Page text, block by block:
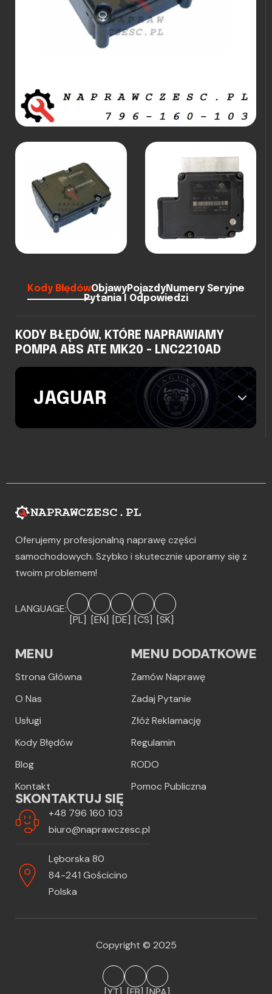
Kody BłędówObjawyPojazdyNumery Seryjne
Pytania I Odpowiedzi
KODY BŁĘDÓW, KTÓRE NAPRAWIAMY
POMPA ABS ATE MK20 - LNC2210AD
JAGUAR
Oferujemy profesjonalną naprawę części
samochodowych. Szybko i skutecznie uporamy się z
twoim problemem!
LANGUAGE:
[PL] [EN] [DE] [CS] [SK]
MENU
Strona Główna
O Nas
Usługi
Kody Błędów
Blog
Kontakt
MENU DODATKOWE
Zamów Naprawę
Zadaj Pytanie
Złóż Reklamację
Regulamin
RODO
Pomoc Publiczna
SKONTAKTUJ SIĘ
+48 796 160 103
biuro@naprawczesc.pl
Lęborska 80
84-241 Gościcino
Polska
Copyright © 2025